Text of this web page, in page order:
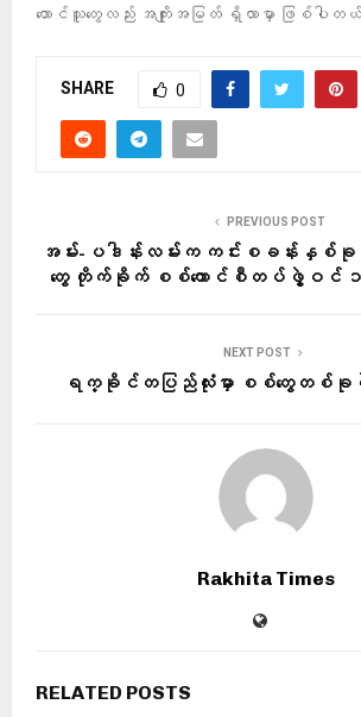
တောင်သူတွေလည်း အကျိုးအမြတ် ရှိလာမှာ ဖြစ်ပါတ
SHARE 0
PREVIOUS POST
အမ်း-ပဒါန်းလမ်းက ကင်းစခန်းနှစ်ခု
တွေ တိုက်ခိုက် စစ်ကောင်စီတပ်ဖွဲ့ဝင် ၁
NEXT POST
ရက္ခိုင်တပြည်လုံးမှာ စစ်တွေတစ်ခု
Rakhita Times
RELATED POSTS